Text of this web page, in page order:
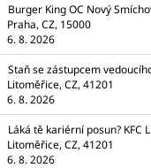
Burger King OC Nový
Praha, CZ, 15000
6. 8. 2026
Staň se zástupcem
Litoměřice, CZ, 41201
6. 8. 2026
Láká tě kariérní posun?
Litoměřice, CZ, 41201
6. 8. 2026